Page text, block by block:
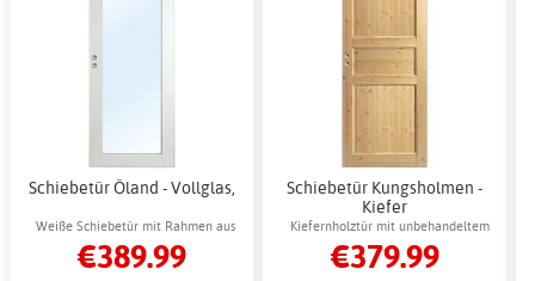
Schiebetür Öland - Vollglas,
Weiße Schiebetür mit Rahmen aus
Kiefernholz
€389.99
Schiebetür Kungsholmen -
Kiefer
Kiefernholztür mit unbehandeltem
Kiefernholz
€379.99